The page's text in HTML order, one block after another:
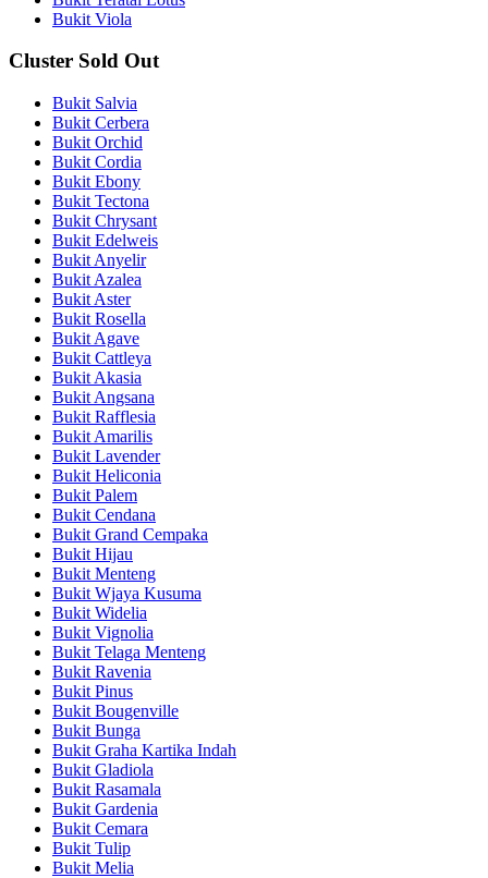
Bukit Viola
Cluster Sold Out
Bukit Salvia
Bukit Cerbera
Bukit Orchid
Bukit Cordia
Bukit Ebony
Bukit Tectona
Bukit Chrysant
Bukit Edelweis
Bukit Anyelir
Bukit Azalea
Bukit Aster
Bukit Rosella
Bukit Agave
Bukit Cattleya
Bukit Akasia
Bukit Angsana
Bukit Rafflesia
Bukit Amarilis
Bukit Lavender
Bukit Heliconia
Bukit Palem
Bukit Cendana
Bukit Grand Cempaka
Bukit Hijau
Bukit Menteng
Bukit Wjaya Kusuma
Bukit Widelia
Bukit Vignolia
Bukit Telaga Menteng
Bukit Ravenia
Bukit Pinus
Bukit Bougenville
Bukit Bunga
Bukit Graha Kartika Indah
Bukit Gladiola
Bukit Rasamala
Bukit Gardenia
Bukit Cemara
Bukit Tulip
Bukit Melia